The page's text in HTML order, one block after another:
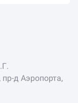
д Аэропорта,